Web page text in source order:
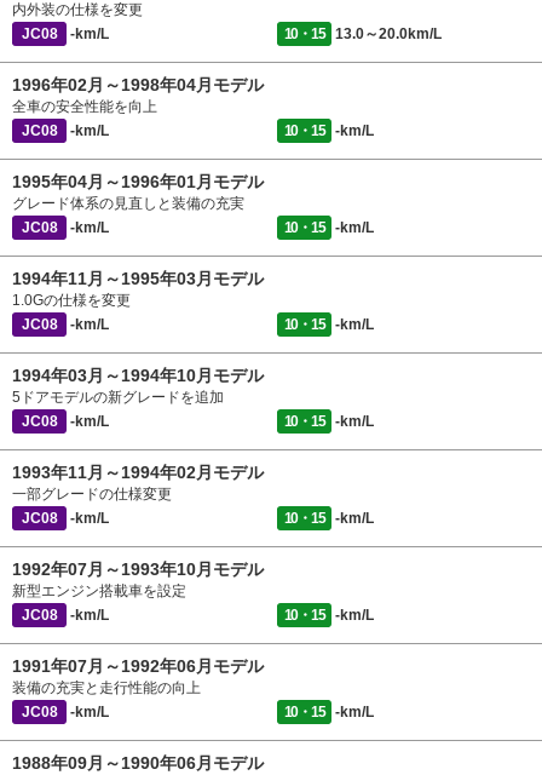
内外装の仕様を変更
JC08
-km/L 10・15 13.0～20.0km/L
1996年02月～1998年04月モデル
全車の安全性能を向上
JC08
-km/L 10・15 -km/L
1995年04月～1996年01月モデル
グレード体系の見直しと装備の充実
JC08
-km/L 10・15 -km/L
1994年11月～1995年03月モデル
1.0Gの仕様を変更
JC08
-km/L 10・15 -km/L
1994年03月～1994年10月モデル
5ドアモデルの新グレードを追加
JC08
-km/L 10・15 -km/L
1993年11月～1994年02月モデル
一部グレードの仕様変更
JC08
-km/L 10・15 -km/L
1992年07月～1993年10月モデル
新型エンジン搭載車を設定
JC08
-km/L 10・15 -km/L
1991年07月～1992年06月モデル
装備の充実と走行性能の向上
JC08
-km/L 10・15 -km/L
1988年09月～1990年06月モデル